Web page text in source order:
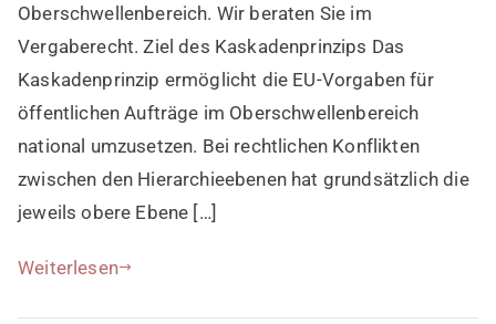
Oberschwellenbereich. Wir beraten Sie im
Vergaberecht. Ziel des Kaskadenprinzips Das
Kaskadenprinzip ermöglicht die EU-Vorgaben für
öffentlichen Aufträge im Oberschwellenbereich
national umzusetzen. Bei rechtlichen Konflikten
zwischen den Hierarchieebenen hat grundsätzlich die
jeweils obere Ebene […]
Weiterlesen